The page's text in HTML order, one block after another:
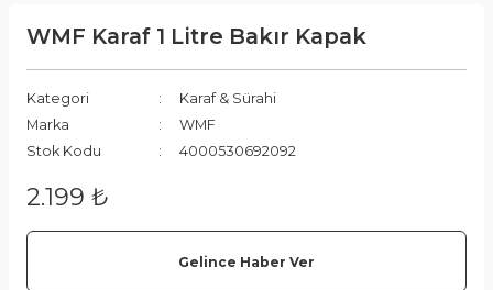
WMF Karaf 1 Litre Bakır Kapak
Kategori
Karaf & Sürahi
Marka
WMF
Stok Kodu
4000530692092
2.199 ₺
Gelince Haber Ver